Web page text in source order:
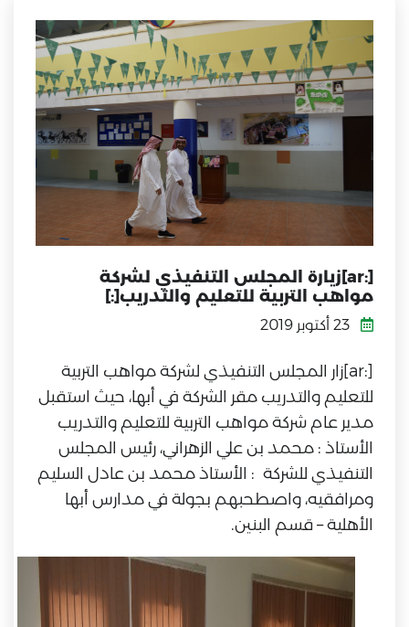
[:ar]زيارة المجلس التنفيذي لشركة
مواهب التربية للتعليم والتدريب[:]
[:ar]زار المجلس التنفيذي لشركة مواهب التربية
للتعليم والتدريب مقر الشركة في أبها، حيث استقبل
مدير عام شركة مواهب التربية للتعليم والتدريب
الأستاذ : محمد بن علي الزهراني، رئيس المجلس
التنفيذي للشركة : الأستاذ محمد بن عادل السليم
ومرافقيه، واصطحبهم بجولة في مدارس أبها
الأهلية – قسم البنين.